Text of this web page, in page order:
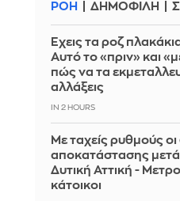
ΡΟΗ ΔΗΜΟΦΙΛΗ
Έχεις τα ροζ
Αυτό το «πριν» και
πώς να τα
αλλάξεις
IN 2 HOURS
Με ταχείς ρυθμούς οι
αποκατάστασης μετά
Δυτική Αττική -
κάτοικοι